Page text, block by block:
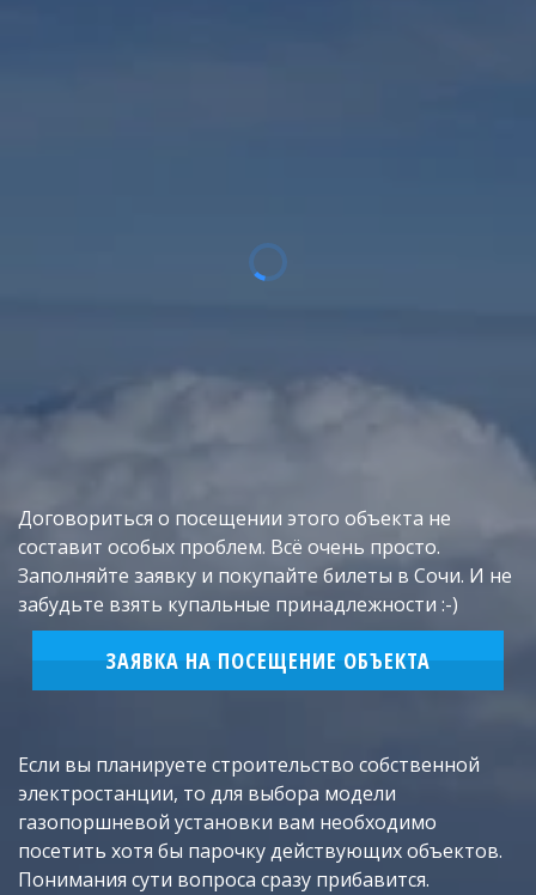
Договориться о посещении этого объекта не
составит особых проблем. Всё очень просто.
Заполняйте заявку и покупайте билеты в Сочи. И не
забудьте взять купальные принадлежности :-)
ЗАЯВКА НА ПОСЕЩЕНИЕ ОБЪЕКТА
Если вы планируете строительство собственной
электростанции, то для выбора модели
газопоршневой установки вам необходимо
посетить хотя бы парочку действующих объектов.
Понимания сути вопроса сразу прибавится.